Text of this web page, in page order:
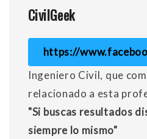
CivilGeek
https://
Ingeniero Civil, que
relacionado a esta
"Si buscas resultados
siempre lo mismo"